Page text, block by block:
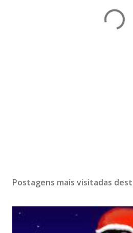
Postagens mais visitadas